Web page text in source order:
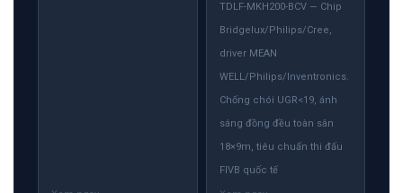
TDLF-MKH200-BCV — Chip
Bridgelux/Philips/Cree,
driver MEAN
WELL/Philips/Inventronics.
Chống chói UGR<19, ánh
sáng đồng đều toàn sân
18×9m, tiêu chuẩn thi đấu
FIVB quốc tế